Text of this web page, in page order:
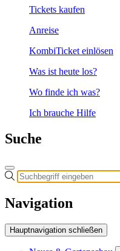
Tickets kaufen
Anreise
KombiTicket einlösen
Was ist heute los?
Wo finde ich was?
Ich brauche Hilfe
Suche
Navigation
Hauptnavigation schließen